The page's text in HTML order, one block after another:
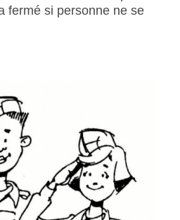
fermé si personne ne se